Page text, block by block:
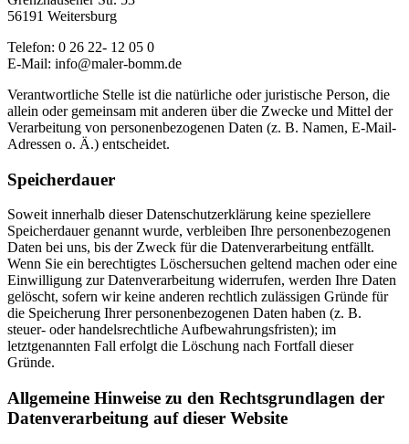
56191 Weitersburg
Telefon: 0 26 22- 12 05 0
E-Mail: info@maler-bomm.de
Verantwortliche Stelle ist die natürliche oder juristische Person, die
allein oder gemeinsam mit anderen über die Zwecke und Mittel der
Verarbeitung von personenbezogenen Daten (z. B. Namen, E-Mail-
Adressen o. Ä.) entscheidet.
Speicherdauer
Soweit innerhalb dieser Datenschutzerklärung keine speziellere
Speicherdauer genannt wurde, verbleiben Ihre personenbezogenen
Daten bei uns, bis der Zweck für die Datenverarbeitung entfällt.
Wenn Sie ein berechtigtes Löschersuchen geltend machen oder eine
Einwilligung zur Datenverarbeitung widerrufen, werden Ihre Daten
gelöscht, sofern wir keine anderen rechtlich zulässigen Gründe für
die Speicherung Ihrer personenbezogenen Daten haben (z. B.
steuer- oder handelsrechtliche Aufbewahrungsfristen); im
letztgenannten Fall erfolgt die Löschung nach Fortfall dieser
Gründe.
Allgemeine Hinweise zu den Rechtsgrundlagen der
Datenverarbeitung auf dieser Website